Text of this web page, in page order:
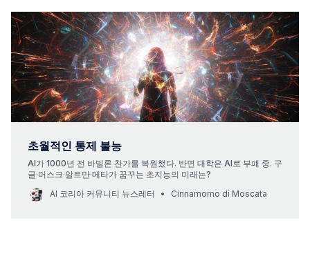
초월적인 통제 불능
AI가 1000년 전 바빌론 찬가를 복원했다. 반면 대학은 AI로 부패 중. 구
글·머스크·알트만·메타가 꿈꾸는 초지능의 미래는?
AI 코리아 커뮤니티 뉴스레터
Cinnamomo di Moscata